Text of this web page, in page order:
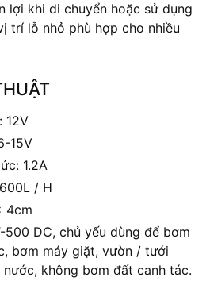
lợi khi di chuyển hoặc sử dụng
trí lỗ nhỏ phù hợp cho nhiều
12V
15V
1.2A
/ H
4cm
500 DC, chủ yếu dùng để bơm
bơm máy giặt, vườn / tưới
không bơm đất canh tác.